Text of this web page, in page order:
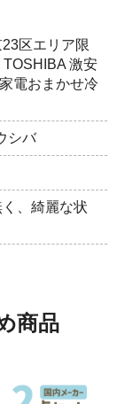
区エリア限
激安
電おまかせ冷
シバ
、綺麗な状
商品